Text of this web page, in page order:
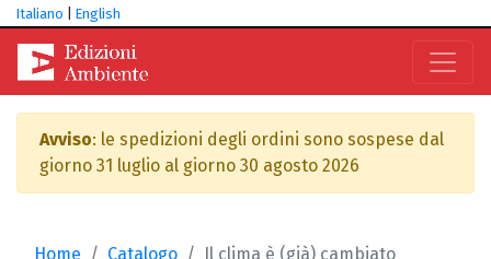
Italiano English
Avviso: le spedizioni degli ordini sono sospese dal
giorno 31 luglio al giorno 30 agosto 2026
Home Catalogo Il clima è (già) cambiato